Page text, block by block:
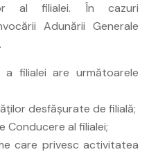
al filialei. În cazuri
Adunării Generale
filialei are următoarele
desfăşurate de filială;
Conducere al filialei;
care privesc activitatea